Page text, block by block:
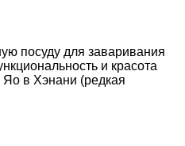
посуду для заваривания
и красота
в Хэнани (редкая